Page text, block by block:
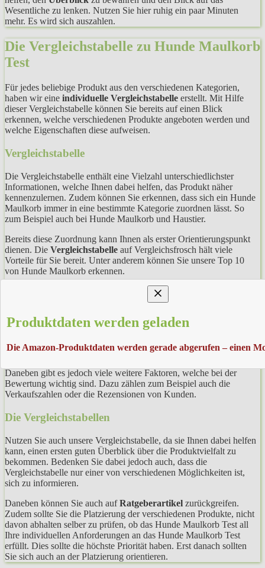
Produktdaten werden geladen
Die Amazon-Produktdaten werden gerade abgerufen – einen
Wesentliche zu lenken. Nutzen Sie hier ruhig ein paar Minuten
mehr. Es wird sich auszahlen.
Die Vergleichstabelle zu Hunde Maulkorb
Test
Für jedes beliebige Produkt aus den verschiedenen Kategorien,
haben wir eine individuelle Vergleichstabelle erstellt. Mit Hilfe
dieser Vergleichstabelle können Sie bereits auf einen Blick
erkennen, welche verschiedenen Produkte angeboten werden und
welche Eigenschaften diese aufweisen.
Vergleichstabelle
Die Vergleichstabelle enthält eine Vielzahl unterschiedlichster
Informationen, welche Ihnen dabei helfen, das Produkt näher
kennenzulernen. Zudem können Sie erkennen, dass sich ein Hunde
Maulkorb immer in eine bestimmte Kategorie zuordnen lässt. So
zum Beispiel auch bei Hunde Maulkorb und Haustier.
Bereits diese Zuordnung kann Ihnen als erster Orientierungspunkt
dienen. Die Vergleichstabelle auf Vergleichsfrosch hält viele
Vorteile für Sie bereit. Unter anderem können Sie unsere Top 10
von Hunde Maulkorb erkennen.
Diese Platzierung kommt anhand verschiedenerKriterien
In der Regel befindet sich auf Platz 1 der Top 10 ein Hunde
Maulkorb kaufen, welches in der Vergangenheit die höchste
Zufriedenheit bei den Kunden auslösen konnte.
Daneben gibt es jedoch viele weitere Faktoren, welche bei der
Bewertung wichtig sind. Dazu zählen zum Beispiel auch die
Verkaufszahlen oder die Rezensionen von Kunden.
Die Vergleichstabellen
Nutzen Sie auch unsere Vergleichstabelle, da sie Ihnen dabei helfen
kann, einen ersten guten Überblick über die Produktvielfalt zu
bekommen. Bedenken Sie dabei jedoch auch, dass die
Vergleichstabelle nur einer von verschiedenen Möglichkeiten ist,
sich zu informieren.
Daneben können Sie auch aufRatgeberartikel zurückgreifen.
Zudem sollte Sie die Platzierung der verschiedenen Produkte, nicht
davon abhalten selber zu prüfen, ob das Hunde Maulkorb Test all
Ihre individuellen Anforderungen an das Hunde Maulkorb Test
erfüllt. Dies sollte die höchste Priorität haben. Erst danach sollten
Sie sich auch an der Platzierung orientieren.